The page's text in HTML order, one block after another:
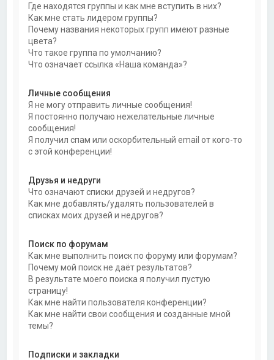
Где находятся группы и как мне вступить в них?
Как мне стать лидером группы?
Почему названия некоторых групп имеют разные
цвета?
Что такое группа по умолчанию?
Что означает ссылка «Наша команда»?
Личные сообщения
Я не могу отправить личные сообщения!
Я постоянно получаю нежелательные личные
сообщения!
Я получил спам или оскорбительный email от кого-то
с этой конференции!
Друзья и недруги
Что означают списки друзей и недругов?
Как мне добавлять/удалять пользователей в
списках моих друзей и недругов?
Поиск по форумам
Как мне выполнить поиск по форуму или форумам?
Почему мой поиск не даёт результатов?
В результате моего поиска я получил пустую
страницу!
Как мне найти пользователя конференции?
Как мне найти свои сообщения и созданные мной
темы?
Подписки и закладки